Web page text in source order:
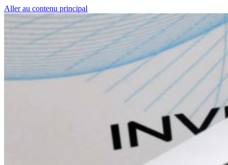
Aller au contenu principal